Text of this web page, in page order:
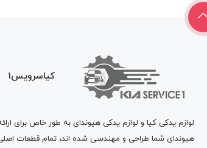
کیاسرویس1
لوازم یدکی کیا و لوازم یدکی هیوندای به طور خاص برای
هیوندای شما طراحی و مهندسی شده اند، تمام قطعات اصلی